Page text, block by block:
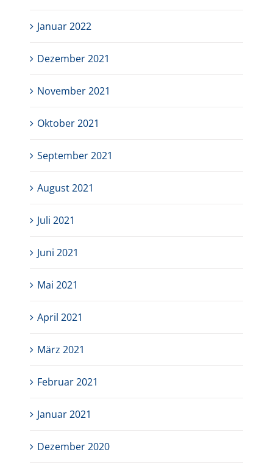
Januar 2022
Dezember 2021
November 2021
Oktober 2021
September 2021
August 2021
Juli 2021
Juni 2021
Mai 2021
April 2021
März 2021
Februar 2021
Januar 2021
Dezember 2020